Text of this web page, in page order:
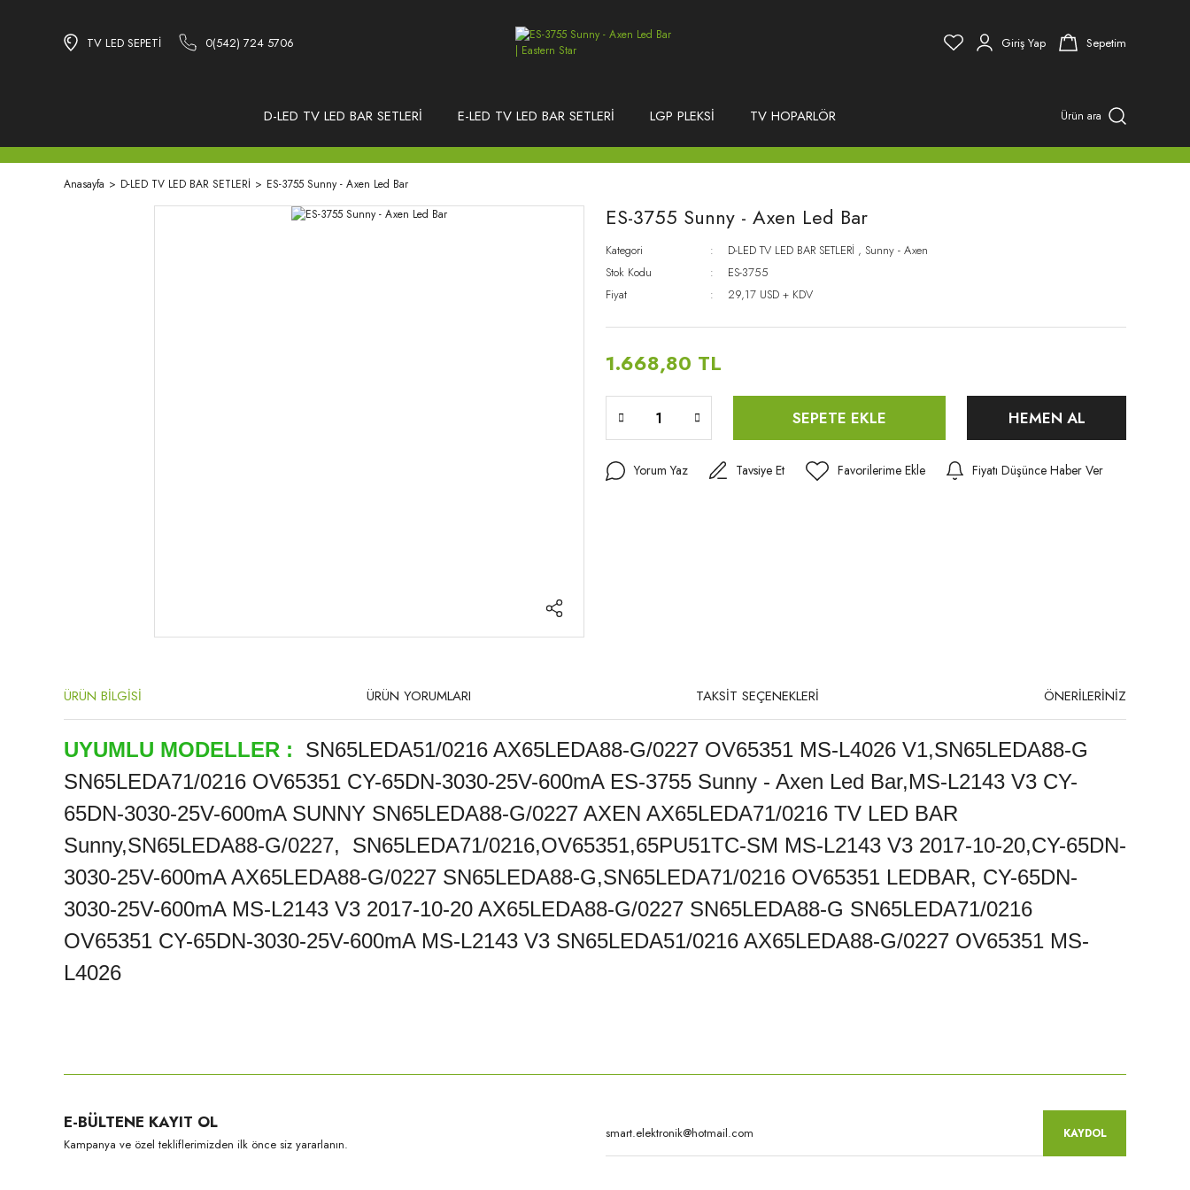
TV LED SEPETİ 0(542) 724 5706 Giriş Yap Sepetim
D-LED TV LED BAR SETLERİ E-LED TV LED BAR SETLERİ LGP PLEKSİ TV HOPARLÖR Ürün ara
Anasayfa D-LED TV LED BAR SETLERİ ES-3755 Sunny - Axen Led Bar
ES-3755 Sunny - Axen Led Bar
Kategori D-LED TV LED BAR SETLERİ , Sunny - Axen
Stok Kodu
ES-3755
Fiyat
29,17 USD + KDV
1.668,80 TL
SEPETE EKLE HEMEN AL
Yorum Yaz Tavsiye Et Fiyatı Düşünce Haber Ver
ÜRÜN BİLGİSİ ÜRÜN YORUMLARI TAKSİT SEÇENEKLERİ ÖNERİLERİNİZ
UYUMLU MODELLER : SN65LEDA51/0216 AX65LEDA88-G/0227 OV65351 MS-L4026 V1,SN65LEDA88-G
SN65LEDA71/0216 OV65351 CY-65DN-3030-25V-600mA ES-3755 Sunny - Axen Led Bar,MS-L2143 V3 CY-
65DN-3030-25V-600mA SUNNY SN65LEDA88-G/0227 AXEN AX65LEDA71/0216 TV LED BAR
Sunny,SN65LEDA88-G/0227, SN65LEDA71/0216,OV65351,65PU51TC-SM MS-L2143 V3 2017-10-20,CY-65DN-
3030-25V-600mA AX65LEDA88-G/0227 SN65LEDA88-G,SN65LEDA71/0216 OV65351 LEDBAR, CY-65DN-
3030-25V-600mA MS-L2143 V3 2017-10-20 AX65LEDA88-G/0227 SN65LEDA88-G SN65LEDA71/0216
OV65351 CY-65DN-3030-25V-600mA MS-L2143 V3 SN65LEDA51/0216 AX65LEDA88-G/0227 OV65351 MS-
L4026
Ürün açıklamasında eksik bilgiler bulunuyor.
Ürün bilgilerinde hatalar bulunuyor.
E-BÜLTENE KAYIT OL
Kampanya ve özel tekliflerimizden ilk önce siz yararlanın.
KAYDOL